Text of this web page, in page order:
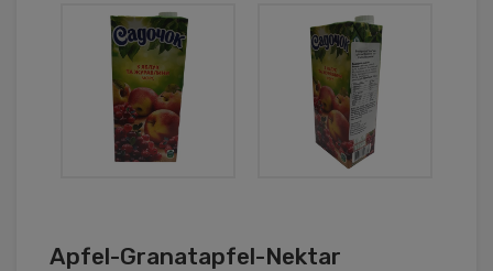
Apfel-Granatapfel-Nektar